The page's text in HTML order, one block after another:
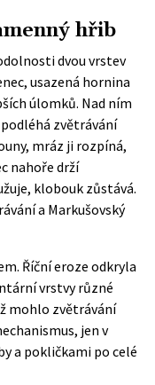
hřib
dvou vrstev
usazená hornina
úlomků. Nad ním
zvětrávání
mráz ji rozpíná,
nahoře drží
klobouk zůstává.
a Markušovský
Říční eroze odkryla
vrstvy různé
mohlo zvětrávání
jen v
a pokličkami po celé